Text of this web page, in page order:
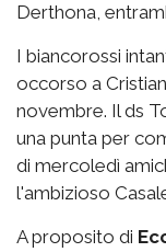
Derthona,
I biancorossi
occorso a
novembre. Il ds
una punta per
di mercoledì
l'ambizioso
A proposito di